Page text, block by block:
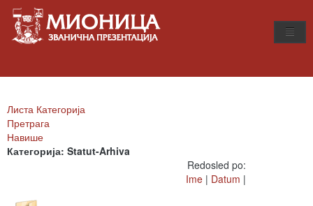
Листа Категорија
Претрага
Навише
Категорија: Statut-Arhiva
Redosled po:
Ime | Datum |